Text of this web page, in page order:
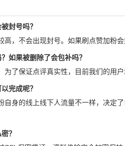
封号吗？
高，不会出现封号。如果刷点赞加粉
如果被删除了会包补吗？
为了保证点评真实性，目前我们的用
完成呢？
自身的线上线下人流量不一样，决定
？